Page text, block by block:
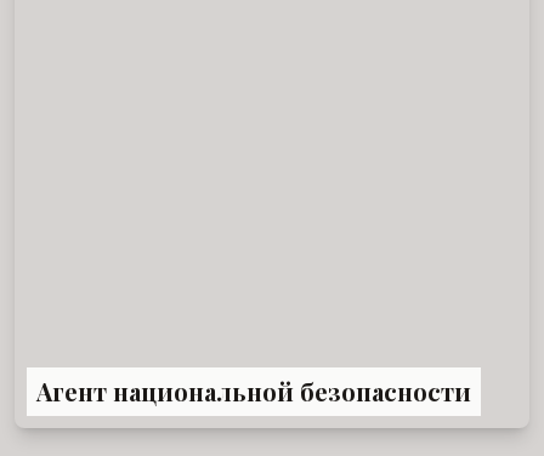
Агент национальной безопасности